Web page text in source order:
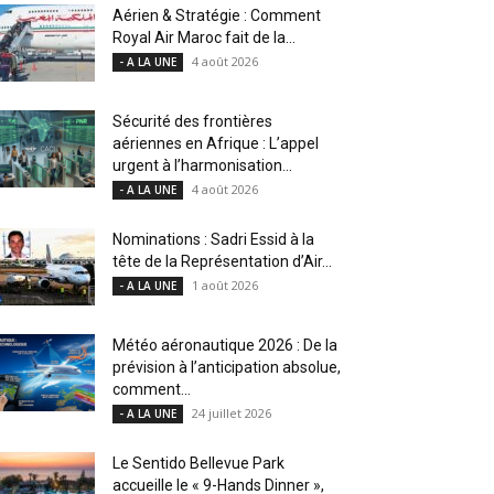
Aérien & Stratégie : Comment
Royal Air Maroc fait de la...
- A LA UNE 4 août 2026
Sécurité des frontières
aériennes en Afrique : L’appel
urgent à l’harmonisation...
- A LA UNE 4 août 2026
Nominations : Sadri Essid à la
tête de la Représentation d’Air...
- A LA UNE 1 août 2026
Météo aéronautique 2026 : De la
prévision à l’anticipation absolue,
comment...
- A LA UNE 24 juillet 2026
Le Sentido Bellevue Park
accueille le « 9-Hands Dinner »,